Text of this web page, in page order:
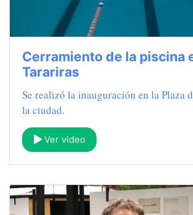
Cerramiento de la piscina
Tarariras
Se realizó la inauguración en la Plaza
la ciudad.
Ver video